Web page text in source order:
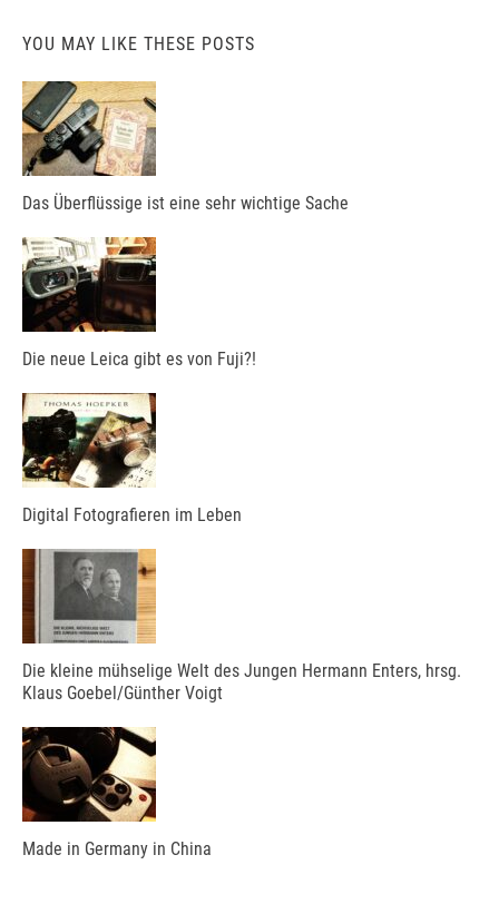
YOU MAY LIKE THESE POSTS
Das Überflüssige ist eine sehr wichtige Sache
Die neue Leica gibt es von Fuji?!
Digital Fotografieren im Leben
Die kleine mühselige Welt des Jungen Hermann Enters, hrsg.
Klaus Goebel/Günther Voigt
Made in Germany in China